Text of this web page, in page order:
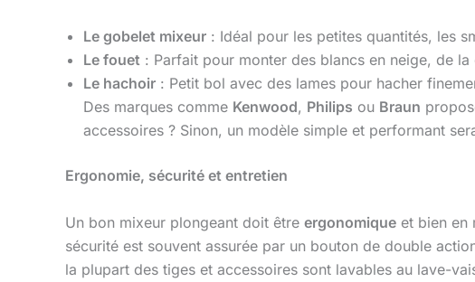
Le gobelet mixeur : Idéal pour les petites quantités, les
Le fouet : Parfait pour monter des blancs en neige, de
Le hachoir : Petit bol avec des lames pour hacher
Des marques comme Kenwood, Philips ou Braun
accessoires ? Sinon, un modèle simple et performant
Ergonomie, sécurité et entretien
Un bon mixeur plongeant doit être ergonomique et bien en
sécurité est souvent assurée par un bouton de double
la plupart des tiges et accessoires sont lavables au lave-